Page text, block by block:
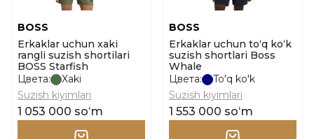
BOSS
Erkaklar uchun xaki
rangli suzish shortilari
BOSS Starfish
Цвета:
Xaki
Suzish kiyimlari
1 053 000 soʻm
BOSS
Erkaklar uchun to‘q ko‘k
suzish shortlari Boss
Whale
Цвета:
To'q ko'k
Suzish kiyimlari
1 553 000 soʻm